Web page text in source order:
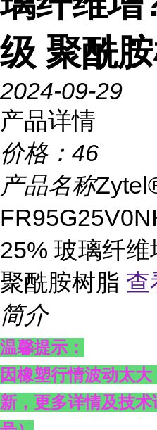
级 聚酰
2024-09-29
产品详情
价格： 46
产品名称
25% 玻璃纤
聚酰胺树脂 查
简介
温馨提示：
因橡塑行情波动太
新，更多详情及技